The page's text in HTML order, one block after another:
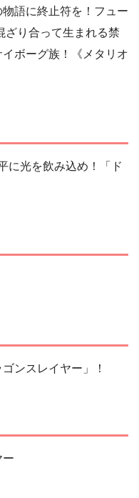
語に終止符を！フュー
ざり合って生まれる禁
ボーグ族！《メタリオ
に光を飲み込め！「ド
ンスレイヤー」！
ー